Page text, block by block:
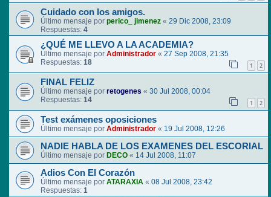
Cuidado con los amigos.
Último mensaje por perico_ jimenez « 29 Dic 2008, 23:09
Respuestas: 4
¿QUÉ ME LLEVO A LA ACADEMIA?
Último mensaje por Administrador « 27 Sep 2008, 21:35
Respuestas: 18 1 2
FINAL FELIZ
Último mensaje por retogenes « 30 Jul 2008, 00:04
Respuestas: 14 1 2
Test exámenes oposiciones
Último mensaje por Administrador « 19 Jul 2008, 12:26
NADIE HABLA DE LOS EXAMENES DEL ESCORIAL
Último mensaje por DECO « 14 Jul 2008, 11:07
Adios Con El Corazón
Último mensaje por ATARAXIA « 08 Jul 2008, 23:42
Respuestas: 1